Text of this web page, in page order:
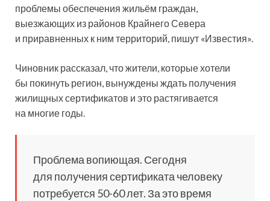
проблемы обеспечения жильём граждан,
выезжающих из районов Крайнего Севера
и приравненных к ним территорий, пишут «Известия».
Чиновник рассказал, что жители, которые хотели
бы покинуть регион, вынуждены ждать получения
жилищных сертификатов и это растягивается
на многие годы.
Проблема вопиющая. Сегодня
для получения сертификата человеку
потребуется 50-60 лет. За это время